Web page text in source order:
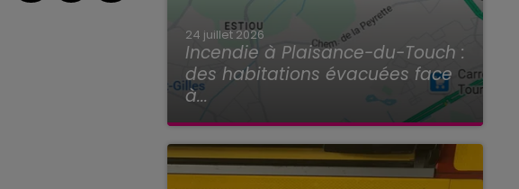
24 juillet 2026
Incendie à Plaisance-du-Touch :
des habitations évacuées face
à...